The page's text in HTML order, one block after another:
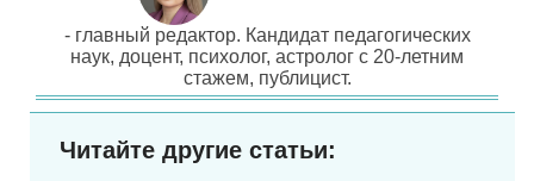
- главный редактор. Кандидат педагогических
наук, доцент, психолог, астролог с 20-летним
стажем, публицист.
Читайте другие статьи: